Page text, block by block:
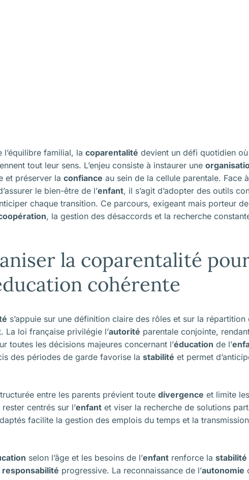
familial, la coparentalité devient un défi quotidien
tout leur sens. L’enjeu consiste à instaurer une
et préserver la confiance au sein de la cellule parentale. Face
le bien-être de l’enfant, il s’agit d’adopter des outils
chaque transition. Ce parcours, exigeant mais porteur de
, la gestion des désaccords et la recherche
la coparentalité
cohérente
s’appuie sur une définition claire des rôles et sur la répartition
La loi française privilégie l’autorité parentale conjointe,
toutes les décisions majeures concernant l’éducation de l’
des périodes de garde favorise la stabilité et permet
entre les parents prévient toute divergence et limite
centrés sur l’enfant et viser la recherche de solutions
facilite la gestion des emplois du temps et la
selon l’âge et les besoins de l’enfant renforce la stabilité
responsabilité progressive. La reconnaissance de l’autonomie